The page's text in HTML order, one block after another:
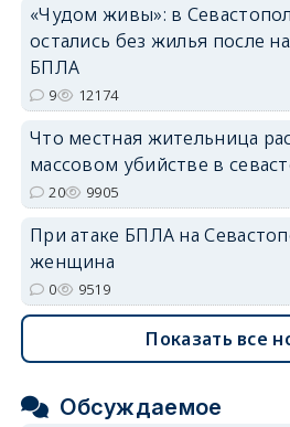
«Чудом живы»: в
остались без жилья после
БПЛА
9 12174
Что местная жительница
массовом убийстве в
20 9905
При атаке БПЛА на
женщина
0 9519
Показать все
Обсуждаемое